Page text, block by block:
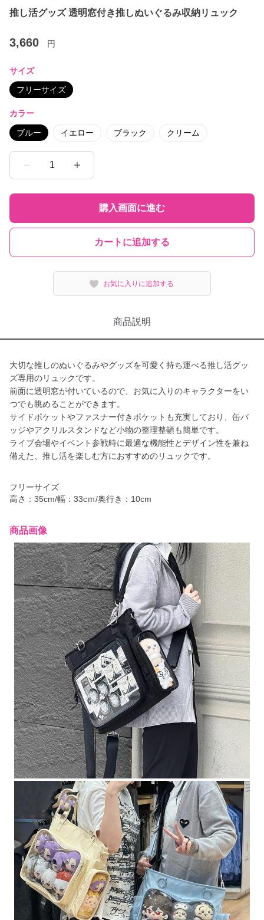
推し活グッズ 透明窓付き推しぬいぐるみ収納リュック
3,660 円
サイズ
フリーサイズ
カラー
ブルー イエロー ブラック クリーム
1
購入画面に進む
カートに追加する
お気に入りに追加する
商品説明
大切な推しのぬいぐるみやグッズを可愛く持ち運べる推し活グッ
ズ専用のリュックです。
前面に透明窓が付いているので、お気に入りのキャラクターをい
つでも眺めることができます。
サイドポケットやファスナー付きポケットも充実しており、缶バ
ッジやアクリルスタンドなど小物の整理整頓も簡単です。
ライブ会場やイベント参戦時に最適な機能性とデザイン性を兼ね
備えた、推し活を楽しむ方におすすめのリュックです。
フリーサイズ
高さ：35cm/幅：33cｍ/奥行き：10cm
商品画像